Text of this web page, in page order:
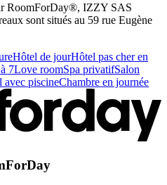
RoomForDay®, IZZY SAS
sont situés au 59 rue Eugène
Hôtel de jourHôtel pas cher en
7Love roomSpa privatifSalon
avec piscineChambre en journée